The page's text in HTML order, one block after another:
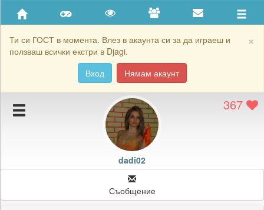
×
Ти си ГОСТ в момента. Влез в акаунта си за да играеш и
ползваш всички екстри в Djagi.
Вход
Нямам акаунт
Приятели
Хронология на игри
Подаръците на dadi02
Картичките на dadi02
367
dadi02
Съобщение